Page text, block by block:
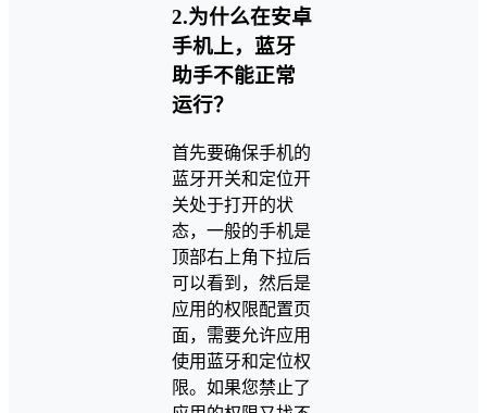
2.为什么在安卓
手机上，蓝牙
助手不能正常
运行？
首先要确保手机的
蓝牙开关和定位开
关处于打开的状
态，一般的手机是
顶部右上角下拉后
可以看到，然后是
应用的权限配置页
面，需要允许应用
使用蓝牙和定位权
限。如果您禁止了